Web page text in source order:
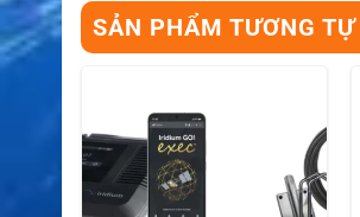
SẢN PHẨM TƯƠNG TỰ